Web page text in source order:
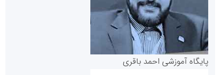
پایگاه آموزشی احمد باقری